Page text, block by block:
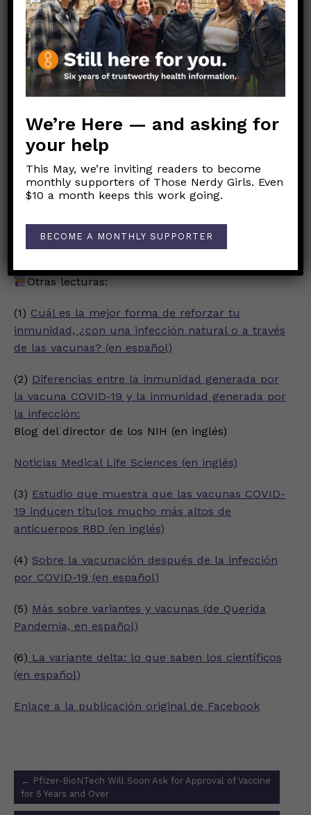
protegen contra la enfermedad grave y la
muerte.
La vacunación induce una respuesta
inmunitaria más uniforme y predecible que la
infección natural.
Y, el desarrollo de inmunidad a través de una
infección natural conlleva el riesgo de una
enfermedad grave o las consecuencias de un
COVID prolongado.
¡Manténgase a salvo! ¡A vacunarse!
Cuerpo Sano, Mente Santa,
Las Nerdy Girls
Otras lecturas:
(1) Cuál es la mejor forma de reforzar tu
inmunidad, ¿con una infección natural o a través
de las vacunas? (en español)
(2) Diferencias entre la inmunidad generada por
la vacuna COVID-19 y la inmunidad generada por
la infección:
Blog del director de los NIH (en inglés)
Noticias Medical Life Sciences (en inglés)
(3) Estudio que muestra que las vacunas COVID-
19 inducen títulos mucho más altos de
anticuerpos RBD (en inglés)
(4) Sobre la vacunación después de la infección
por COVID-19 (en español)
(5) Más sobre variantes y vacunas (de Querida
Pandemia, en español)
(6) La variante delta: lo que saben los científicos
(en español)
Enlace a la publicación original de Facebook
Post
navigation
← Pfizer-BioNTech Will Soon Ask for Approval of Vaccine
for 5 Years and Over
We’re Here — and asking for
your help
This May, we’re inviting readers to become
monthly supporters of Those Nerdy Girls. Even
$10 a month keeps this work going.
BECOME A MONTHLY SUPPORTER